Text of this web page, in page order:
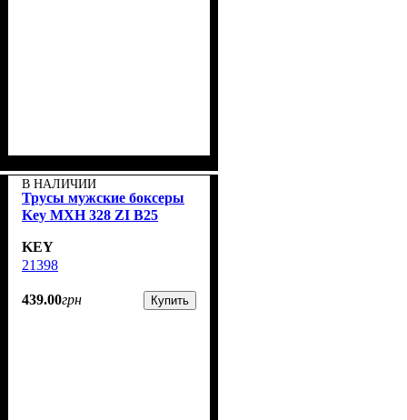
В НАЛИЧИИ
Трусы мужские боксеры
Key MXH 328 ZI B25
KEY
21398
439.00грн Купить